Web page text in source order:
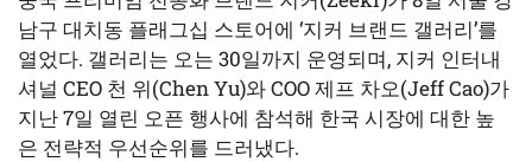
남구 대치동 플래그십 스토어에 ‘지커 브랜드 갤러리’를
열었다. 갤러리는 오는 30일까지 운영되며, 지커 인터내
셔널 CEO 천 위(Chen Yu)와 COO 제프 차오(Jeff Cao)가
지난 7일 열린 오픈 행사에 참석해 한국 시장에 대한 높
은 전략적 우선순위를 드러냈다.